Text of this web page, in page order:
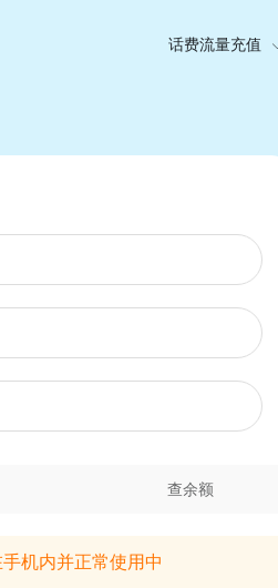
话费流量充值
查余额
机内并正常使用中